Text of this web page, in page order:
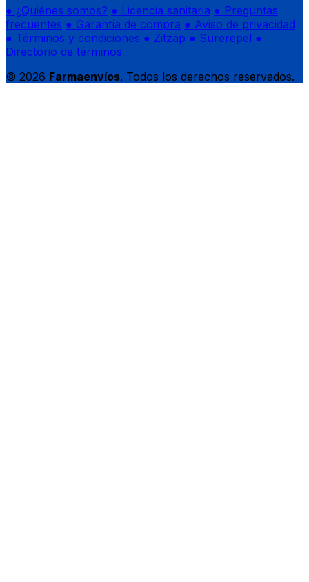
● ¿Quiénes somos? ● Licencia sanitaria ● Preguntas
frecuentes ● Garantía de compra ● Aviso de privacidad
● Términos y condiciones ● Zitzap ● Surerepel ●
Directorio de términos
© 2026 Farmaenvíos. Todos los derechos reservados.